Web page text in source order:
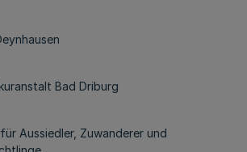
Bad Driburg
Aussiedler, Zuwanderer und